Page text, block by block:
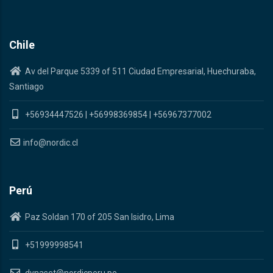
Chile
Av del Parque 5339 of 511 Ciudad Empresarial, Huechuraba,
Santiago
+56934447526 +56998369854 +56967377002
info@nordic.cl
Perú
Paz Soldan 170 of 205 San Isidro, Lima
+51999998541